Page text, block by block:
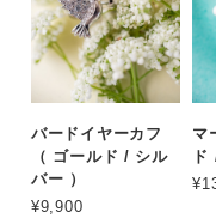
バードイヤーカフ
（ ゴールド / シル
バー ）
¥9,900
マ